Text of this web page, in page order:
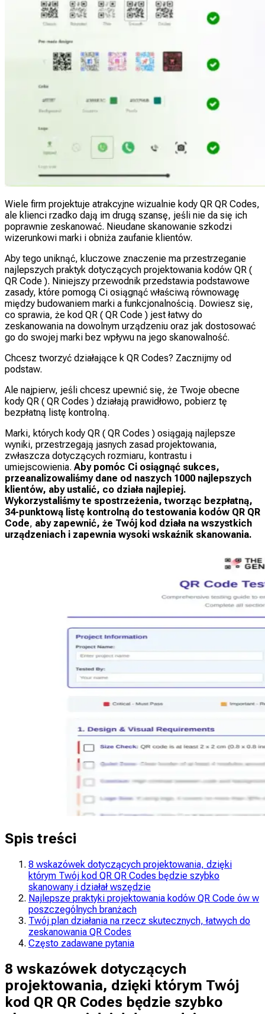
Wiele firm projektuje atrakcyjne wizualnie kody QR QR Codes,
ale klienci rzadko dają im drugą szansę, jeśli nie da się ich
poprawnie zeskanować. Nieudane skanowanie szkodzi
wizerunkowi marki i obniża zaufanie klientów.
Aby tego uniknąć, kluczowe znaczenie ma przestrzeganie
najlepszych praktyk dotyczących projektowania kodów QR (
QR Code ). Niniejszy przewodnik przedstawia podstawowe
zasady, które pomogą Ci osiągnąć właściwą równowagę
między budowaniem marki a funkcjonalnością. Dowiesz się,
co sprawia, że kod QR ( QR Code ) jest łatwy do
zeskanowania na dowolnym urządzeniu oraz jak dostosować
go do swojej marki bez wpływu na jego skanowalność.
Chcesz tworzyć działające k QR Codes? Zacznijmy od
podstaw.
Ale najpierw, jeśli chcesz upewnić się, że Twoje obecne
kody QR ( QR Codes ) działają prawidłowo, pobierz tę
bezpłatną listę kontrolną.
Marki, których kody QR ( QR Codes ) osiągają najlepsze
wyniki, przestrzegają jasnych zasad projektowania,
zwłaszcza dotyczących rozmiaru, kontrastu i
umiejscowienia. Aby pomóc Ci osiągnąć sukces,
przeanalizowaliśmy dane od naszych 1000 najlepszych
klientów, aby ustalić, co działa najlepiej.
Wykorzystaliśmy te spostrzeżenia, tworząc bezpłatną,
34-punktową listę kontrolną do testowania kodów QR QR
Code, aby zapewnić, że Twój kod działa na wszystkich
urządzeniach i zapewnia wysoki wskaźnik skanowania.
Spis treści
8 wskazówek dotyczących projektowania, dzięki
którym Twój kod QR QR Codes będzie szybko
skanowany i działał wszędzie
Najlepsze praktyki projektowania kodów QR Code ów w
poszczególnych branżach
Twój plan działania na rzecz skutecznych, łatwych do
zeskanowania QR Codes
Często zadawane pytania
8 wskazówek dotyczących
projektowania, dzięki którym Twój
kod QR QR Codes będzie szybko